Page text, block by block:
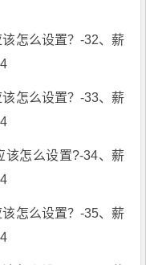
怎么设置？-32、薪
怎么设置？-33、薪
该怎么设置?-34、薪
怎么设置？-35、薪